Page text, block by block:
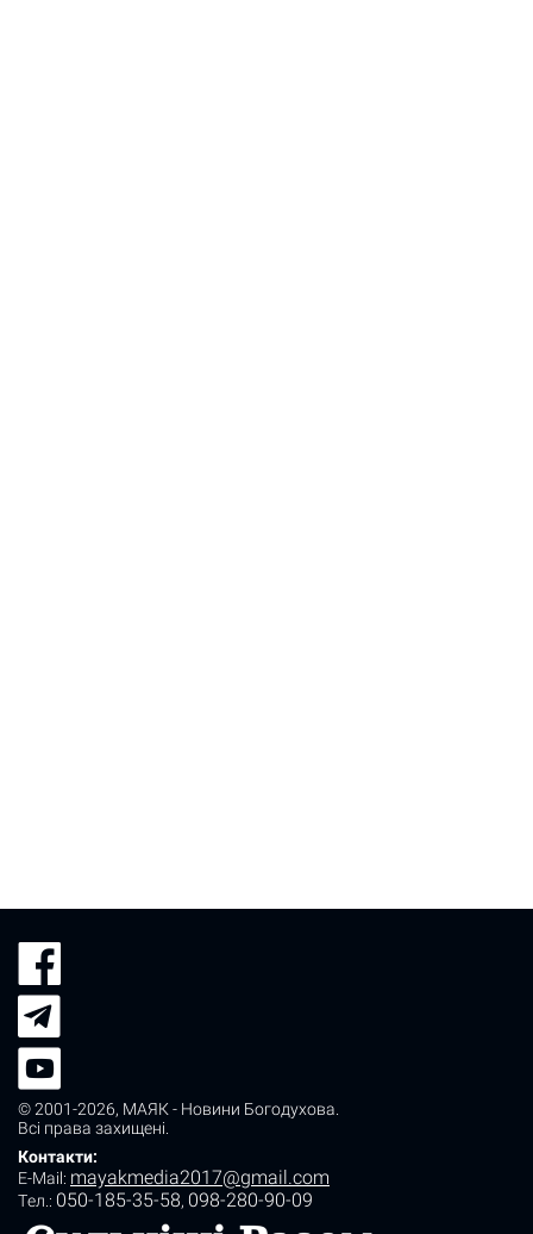
© 2001-2026, МАЯК - Новини Богодухова
Всі права захищені.
Контакти:
E-Mail: mayakmedia2017@gmail.com
Tел.: 050-185-35-58, 098-280-90-09